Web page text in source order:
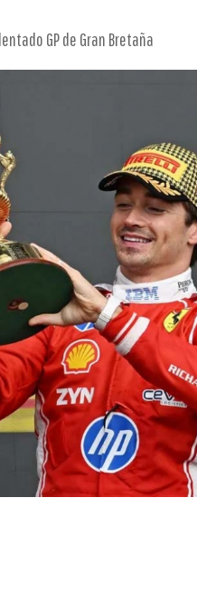
GP de Gran Bretaña